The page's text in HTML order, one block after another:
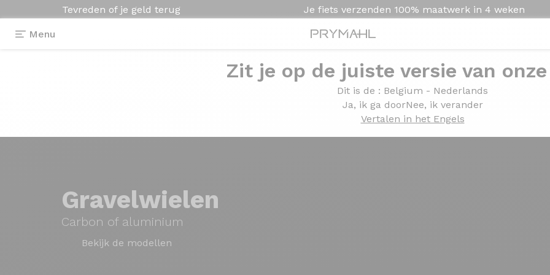
Tevreden of je geld terug Je fiets verzenden 100% maatwerk in 4 weken
Menu
Zit je op de juiste versie van
Dit is de : Belgium - Nederlands
Ja, ik ga doorNee, ik verander
Vertalen in het Engels
Gravelwielen
Carbon of aluminium
Bekijk de modellen